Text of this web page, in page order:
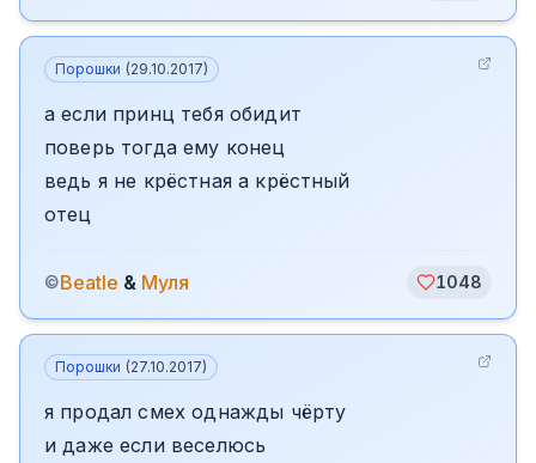
Порошки (29.10.2017)
а если принц тебя обидит
поверь тогда ему конец
ведь я не крёстная а крёстный
отец
©Beatle & Муля 1048
Порошки (27.10.2017)
я продал смех однажды чёрту
и даже если веселюсь